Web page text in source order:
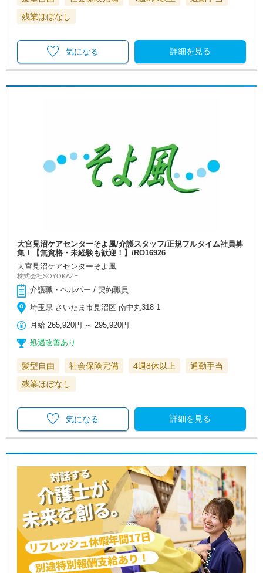
残業ほぼなし
詳細を見る
気になる
大宮見沼ケアセンターそよ風/介護スタッフ/正規フルタイム社員募
集！【無資格・未経験も歓迎！】/RO16926
大宮見沼ケアセンターそよ風
株式会社SOYOKAZE
介護職・ヘルパー / 契約職員
埼玉県 さいたま市見沼区 南中丸318-1
月給 265,920円 ～ 295,920円
処遇改善あり
髪型自由 社会保険完備 4週8休以上
通勤手当
残業ほぼなし
詳細を見る
気になる